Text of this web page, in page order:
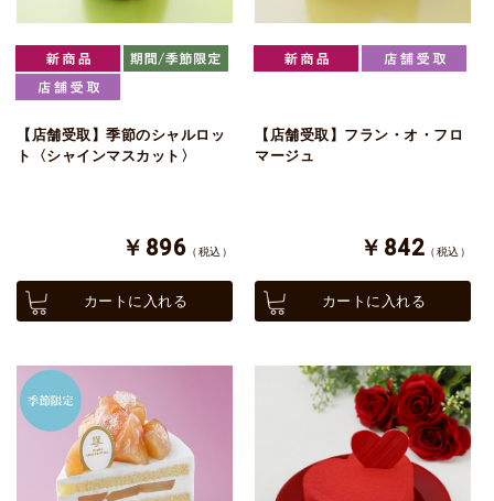
【店舗受取】季節のシャルロッ
ト〈シャインマスカット〉
￥896 （税込）
カートに入れる
【店舗受取】フラン・オ・フロ
マージュ
￥842 （税込）
カートに入れる